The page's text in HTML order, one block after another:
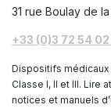
31 rue Boulay de
+33 (0)3 72 54 02
Dispositifs
Classe I, II et III. Lire
notices et manuels